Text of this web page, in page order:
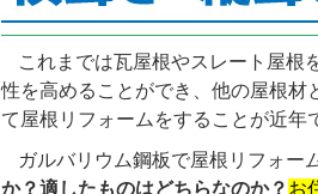
これまでは瓦屋根やスレート屋根
性を高めることができ、他の屋根材
て屋根リフォームをすることが近年
ガルバリウム鋼板で屋根リフォー
か？適したものはどちらなのか？ お